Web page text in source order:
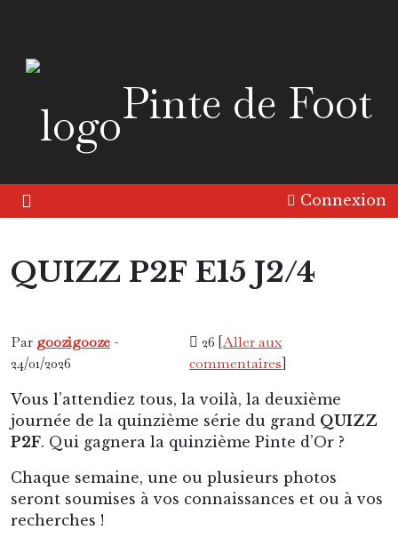
Pinte de Foot
Connexion
QUIZZ P2F E15 J2/4
Continent Friandise Pinte 2 Foot
Par goozigooze -
24/01/2026
26 [Aller aux
commentaires]
Vous l’attendiez tous, la voilà, la deuxième
journée de la quinzième série du grand QUIZZ
P2F. Qui gagnera la quinzième Pinte d’Or ?
Chaque semaine, une ou plusieurs photos
seront soumises à vos connaissances et ou à vos
recherches !